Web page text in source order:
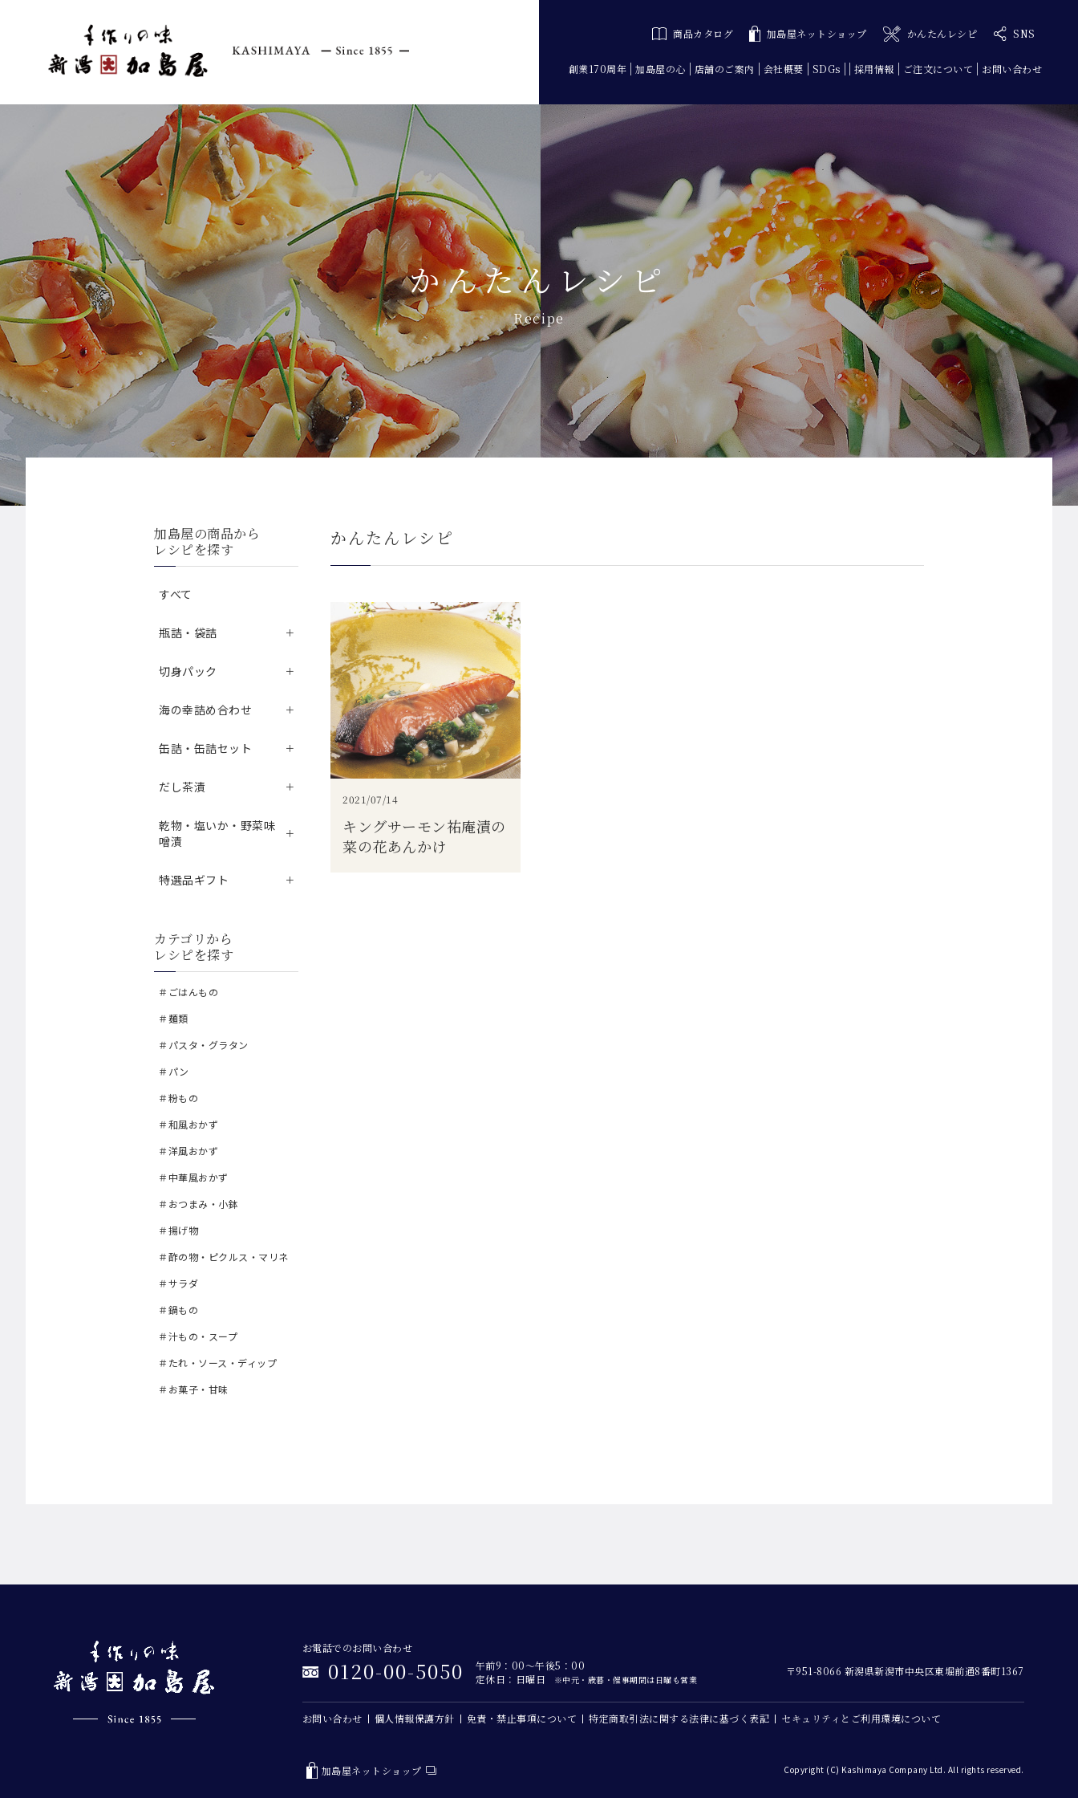
商品カタログ 加島屋ネットショップ かんたんレシピ SNS
創業170周年 加島屋の心 店舗のご案内 会社概要 SDGs 採用情報 ご注文について お問い合わせ
かんたんレシピ
Recipe
加島屋の商品から
レシピを探す
すべて
瓶詰・袋詰
切身パック
海の幸詰め合わせ
缶詰・缶詰セット
だし茶漬
乾物・塩いか・野菜味
噌漬
特選品ギフト
カテゴリから
レシピを探す
＃ごはんもの
＃麺類
＃パスタ・グラタン
＃パン
＃粉もの
＃和風おかず
＃洋風おかず
＃中華風おかず
＃おつまみ・小鉢
＃揚げ物
＃酢の物・ピクルス・マリネ
＃サラダ
＃鍋もの
＃汁もの・スープ
＃たれ・ソース・ディップ
＃お菓子・甘味
かんたんレシピ
2021/07/14
キングサーモン祐庵漬の
菜の花あんかけ
お電話でのお問い合わせ
0120-00-5050
午前9：00～午後5：00
定休日：日曜日
※中元・歳暮・催事期間は日曜も営業
〒951-8066 新潟県新潟市中央区東堀前通8番町1367
お問い合わせ 個人情報保護方針 免責・禁止事項について 特定商取引法に関する法律に基づく表記 セキュリティとご利用環境について
加島屋ネットショップ Copyright (C) Kashimaya Company Ltd. All rights reserved.